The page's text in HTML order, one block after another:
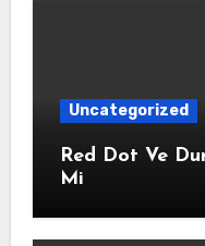
Uncategorized
Red Dot Ve
Mi